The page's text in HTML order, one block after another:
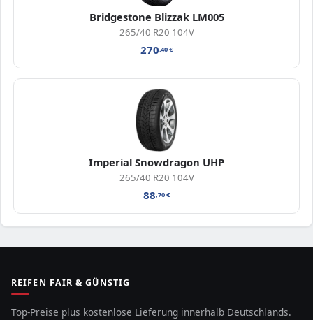
Bridgestone Blizzak LM005
265/40 R20 104V
270,40€
Imperial Snowdragon UHP
265/40 R20 104V
88,70€
REIFEN FAIR & GÜNSTIG
Top-Preise plus kostenlose Lieferung innerhalb Deutschlands.